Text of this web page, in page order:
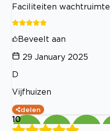
Faciliteiten wachtruimte
Beveelt aan
29 January 2025
D
Vijfhuizen
delen
10